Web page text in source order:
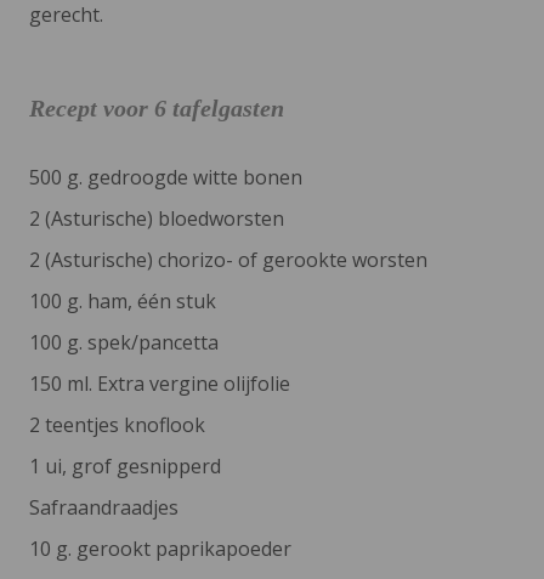
gerecht.
Recept voor 6 tafelgasten
500 g. gedroogde witte bonen
2 (Asturische) bloedworsten
2 (Asturische) chorizo- of gerookte worsten
100 g. ham, één stuk
100 g. spek/pancetta
150 ml. Extra vergine olijfolie
2 teentjes knoflook
1 ui, grof gesnipperd
Safraandraadjes
10 g. gerookt paprikapoeder